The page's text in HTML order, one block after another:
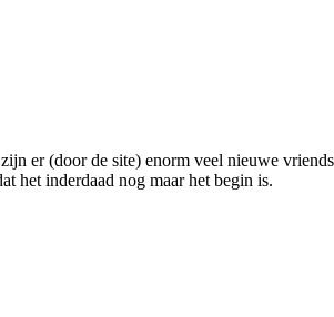
er (door de site) enorm veel nieuwe
het inderdaad nog maar het begin is.